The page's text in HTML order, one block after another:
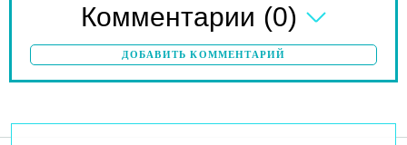
Комментарии (0)
ДОБАВИТЬ КОММЕНТАРИЙ